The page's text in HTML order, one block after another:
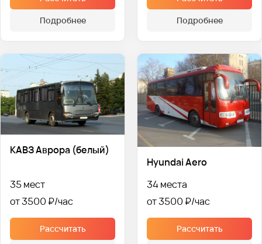
Подробнее
Подробнее
КАВЗ Аврора (белый)
35 мест
от 3500 ₽
Рассчитать
Hyundai Aero
34 места
от 3500 ₽
Рассчитать